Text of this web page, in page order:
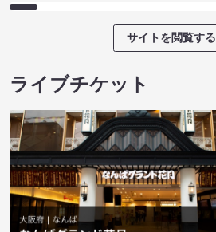
サイトを閲覧する
ライブチケット